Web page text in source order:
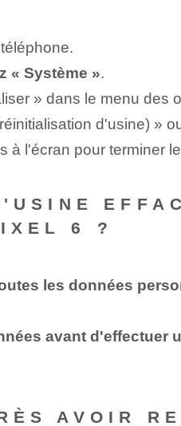
« Système ».
» dans le menu des
d'usine) »
à l'écran pour terminer
6 ?
les données
avant
AVOIR